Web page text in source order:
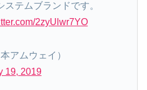
テムブランドです。
2zyUlwr7YO
アムウェイ）
19, 2019